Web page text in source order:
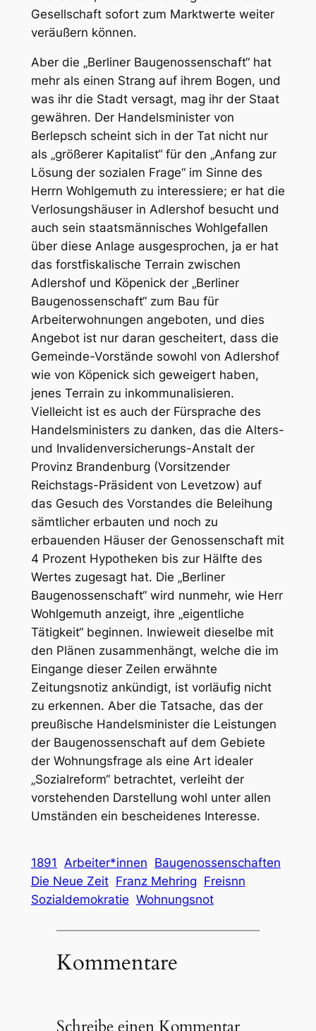
Gesellschaft sofort zum Marktwerte weiter
veräußern können.
Aber die „Berliner Baugenossenschaft“ hat
mehr als einen Strang auf ihrem Bogen, und
was ihr die Stadt versagt, mag ihr der Staat
gewähren. Der Handelsminister von
Berlepsch scheint sich in der Tat nicht nur
als „größerer Kapitalist“ für den „Anfang zur
Lösung der sozialen Frage“ im Sinne des
Herrn Wohlgemuth zu interessiere; er hat die
Verlosungshäuser in Adlershof besucht und
auch sein staatsmännisches Wohlgefallen
über diese Anlage ausgesprochen, ja er hat
das forstfiskalische Terrain zwischen
Adlershof und Köpenick der „Berliner
Baugenossenschaft“ zum Bau für
Arbeiterwohnungen angeboten, und dies
Angebot ist nur daran gescheitert, dass die
Gemeinde-Vorstände sowohl von Adlershof
wie von Köpenick sich geweigert haben,
jenes Terrain zu inkommunalisieren.
Vielleicht ist es auch der Fürsprache des
Handelsministers zu danken, das die Alters-
und Invalidenversicherungs-Anstalt der
Provinz Brandenburg (Vorsitzender
Reichstags-Präsident von Levetzow) auf
das Gesuch des Vorstandes die Beleihung
sämtlicher erbauten und noch zu
erbauenden Häuser der Genossenschaft mit
4 Prozent Hypotheken bis zur Hälfte des
Wertes zugesagt hat. Die „Berliner
Baugenossenschaft“ wird nunmehr, wie Herr
Wohlgemuth anzeigt, ihre „eigentliche
Tätigkeit“ beginnen. Inwieweit dieselbe mit
den Plänen zusammenhängt, welche die im
Eingange dieser Zeilen erwähnte
Zeitungsnotiz ankündigt, ist vorläufig nicht
zu erkennen. Aber die Tatsache, das der
preußische Handelsminister die Leistungen
der Baugenossenschaft auf dem Gebiete
der Wohnungsfrage als eine Art idealer
„Sozialreform“ betrachtet, verleiht der
vorstehenden Darstellung wohl unter allen
Umständen ein bescheidenes Interesse.
1891 Arbeiter*innen Baugenossenschaften
Die Neue Zeit Franz Mehring Freisnn
Sozialdemokratie Wohnungsnot
Kommentare
Schreibe einen Kommentar